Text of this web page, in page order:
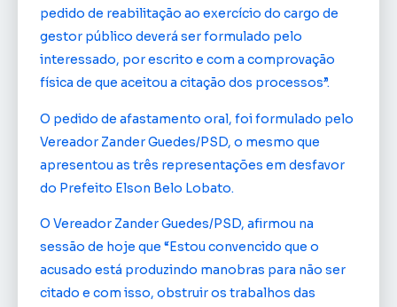
pedido de reabilitação ao exercício do cargo de
gestor público deverá ser formulado pelo
interessado, por escrito e com a comprovação
física de que aceitou a citação dos processos”.
O pedido de afastamento oral, foi formulado pelo
Vereador Zander Guedes/PSD, o mesmo que
apresentou as três representações em desfavor
do Prefeito Elson Belo Lobato.
O Vereador Zander Guedes/PSD, afirmou na
sessão de hoje que “Estou convencido que o
acusado está produzindo manobras para não ser
citado e com isso, obstruir os trabalhos das